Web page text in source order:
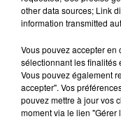
other data sources; Link
information transmitted
Vous pouvez accepter en
sélectionnant les finalités
Vous pouvez également
accepter". Vos
pouvez mettre à jour vos
moment via le lien "Gérer